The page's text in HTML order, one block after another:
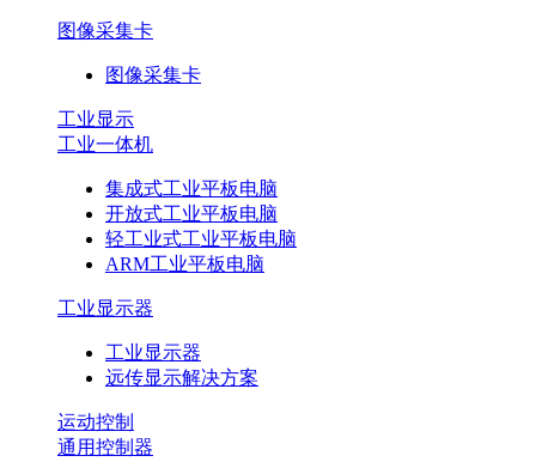
图像采集卡
图像采集卡
工业显示
工业一体机
集成式工业平板电脑
开放式工业平板电脑
轻工业式工业平板电脑
ARM工业平板电脑
工业显示器
工业显示器
远传显示解决方案
运动控制
通用控制器